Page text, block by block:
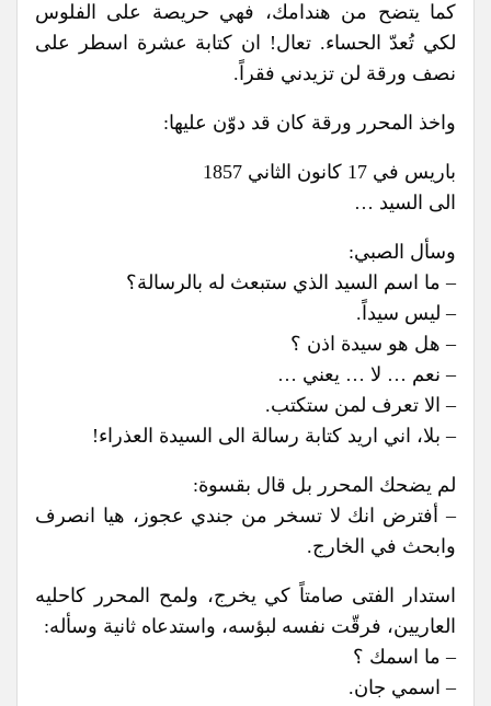
كما يتضح من هندامك، فهي حريصة على الفلوس
لكي تُعدّ الحساء. تعال! ان كتابة عشرة اسطر على
نصف ورقة لن تزيدني فقراً.
واخذ المحرر ورقة كان قد دوّن عليها:
باريس في 17 كانون الثاني 1857
الى السيد …
وسأل الصبي:
– ما اسم السيد الذي ستبعث له بالرسالة؟
– ليس سيداً.
– هل هو سيدة اذن ؟
– نعم … لا … يعني …
– الا تعرف لمن ستكتب.
– بلا، اني اريد كتابة رسالة الى السيدة العذراء!
لم يضحك المحرر بل قال بقسوة:
– أفترض انك لا تسخر من جندي عجوز، هيا انصرف
وابحث في الخارج.
استدار الفتى صامتاً كي يخرج، ولمح المحرر كاحليه
العاريين، فرقّت نفسه لبؤسه، واستدعاه ثانية وسأله:
– ما اسمك ؟
– اسمي جان.